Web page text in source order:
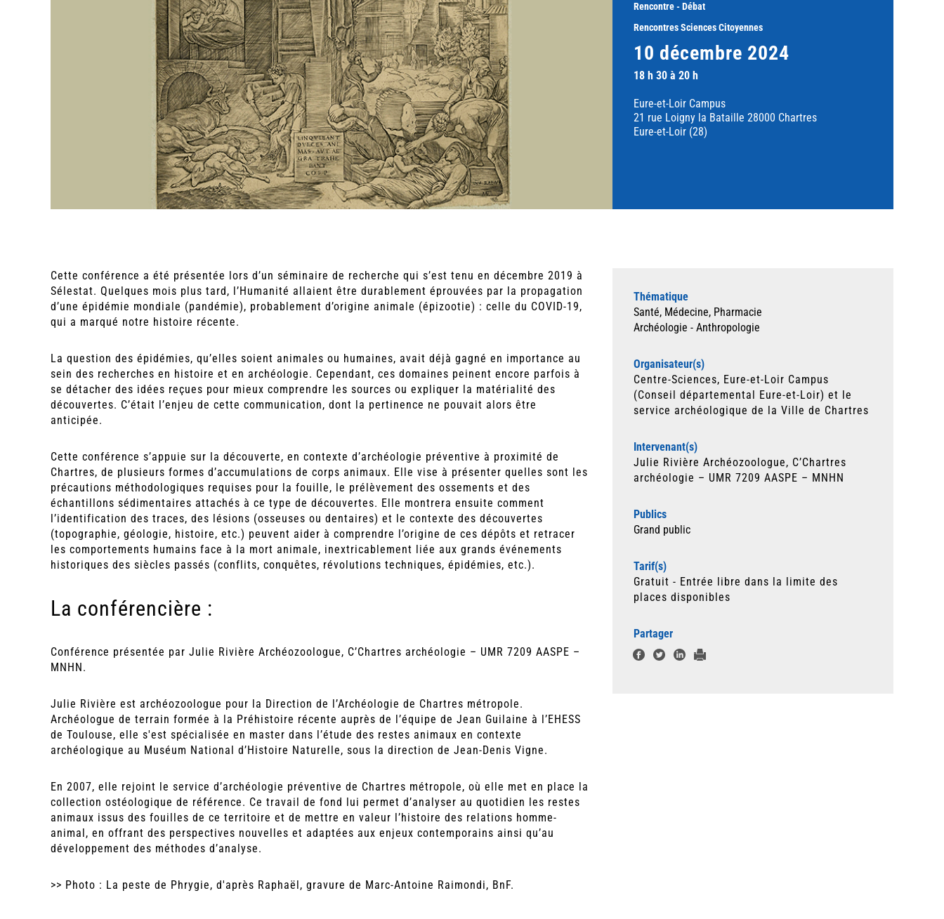
Rencontre - Débat
Rencontres Sciences Citoyennes
10 décembre 2024
18 h 30 à 20 h
Eure-et-Loir Campus
21 rue Loigny la Bataille 28000 Chartres
Eure-et-Loir (28)
Cette conférence a été présentée lors d’un séminaire de recherche qui s’est tenu en décembre 2019 à
Sélestat. Quelques mois plus tard, l’Humanité allaient être durablement éprouvées par la propagation
d’une épidémie mondiale (pandémie), probablement d’origine animale (épizootie) : celle du COVID-19,
qui a marqué notre histoire récente.
La question des épidémies, qu’elles soient animales ou humaines, avait déjà gagné en importance au
sein des recherches en histoire et en archéologie. Cependant, ces domaines peinent encore parfois à
se détacher des idées reçues pour mieux comprendre les sources ou expliquer la matérialité des
découvertes. C’était l’enjeu de cette communication, dont la pertinence ne pouvait alors être
anticipée.
Cette conférence s’appuie sur la découverte, en contexte d’archéologie préventive à proximité de
Chartres, de plusieurs formes d’accumulations de corps animaux. Elle vise à présenter quelles sont les
précautions méthodologiques requises pour la fouille, le prélèvement des ossements et des
échantillons sédimentaires attachés à ce type de découvertes. Elle montrera ensuite comment
l’identification des traces, des lésions (osseuses ou dentaires) et le contexte des découvertes
(topographie, géologie, histoire, etc.) peuvent aider à comprendre l’origine de ces dépôts et retracer
les comportements humains face à la mort animale, inextricablement liée aux grands événements
historiques des siècles passés (conflits, conquêtes, révolutions techniques, épidémies, etc.).
La conférencière :
Conférence présentée par Julie Rivière Archéozoologue, C’Chartres archéologie – UMR 7209 AASPE –
MNHN.
Julie Rivière est archéozoologue pour la Direction de l’Archéologie de Chartres métropole.
Archéologue de terrain formée à la Préhistoire récente auprès de l’équipe de Jean Guilaine à l’EHESS
de Toulouse, elle s'est spécialisée en master dans l’étude des restes animaux en contexte
archéologique au Muséum National d’Histoire Naturelle, sous la direction de Jean-Denis Vigne.
En 2007, elle rejoint le service d’archéologie préventive de Chartres métropole, où elle met en place la
collection ostéologique de référence. Ce travail de fond lui permet d’analyser au quotidien les restes
animaux issus des fouilles de ce territoire et de mettre en valeur l’histoire des relations homme-
animal, en offrant des perspectives nouvelles et adaptées aux enjeux contemporains ainsi qu’au
développement des méthodes d’analyse.
>> Photo : La peste de Phrygie, d'après Raphaël, gravure de Marc-Antoine Raimondi, BnF.
Thématique
Santé, Médecine, Pharmacie
Archéologie - Anthropologie
Organisateur(s)
Centre-Sciences, Eure-et-Loir Campus
(Conseil départemental Eure-et-Loir) et le
service archéologique de la Ville de Chartres
Intervenant(s)
Julie Rivière Archéozoologue, C’Chartres
archéologie – UMR 7209 AASPE – MNHN
Publics
Grand public
Tarif(s)
Gratuit - Entrée libre dans la limite des
places disponibles
Partager